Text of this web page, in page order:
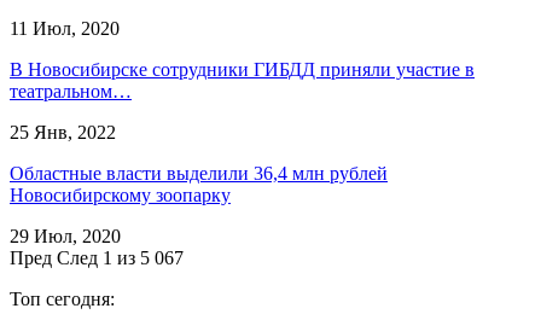
11 Июл, 2020
В Новосибирске сотрудники ГИБДД приняли участие в
театральном…
25 Янв, 2022
Областные власти выделили 36,4 млн рублей
Новосибирскому зоопарку
29 Июл, 2020
Пред След 1 из 5 067
Топ сегодня: